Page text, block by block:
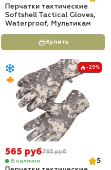
Перчатки тактические
Softshell Tactical Gloves,
Waterproof, Мультикам
Купить
-29%
565 руб795 руб
В наличии
5